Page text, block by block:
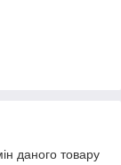
даного товару